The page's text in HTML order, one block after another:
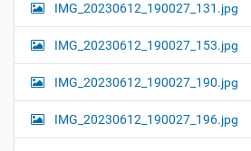
IMG_20230612_190027_131.jpg
IMG_20230612_190027_153.jpg
IMG_20230612_190027_190.jpg
IMG_20230612_190027_196.jpg